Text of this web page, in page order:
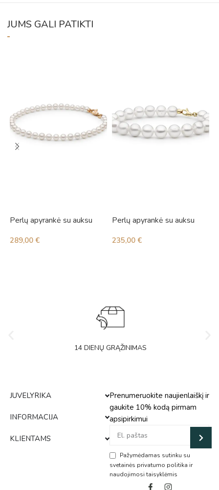
JUMS GALI PATIKTI
Perlų apyrankė su auksu
289,00 €
Perlų apyrankė su auksu
235,00 €
14 DIENŲ GRĄŽINIMAS
JUVELYRIKA
INFORMACIJA
KLIENTAMS
Prenumeruokite naujienlaiškį ir
gaukite 10% kodą pirmam
apsipirkimui
Pažymėdamas sutinku su
svetainės privatumo politika ir
naudojimosi taisyklėmis
Alternative: